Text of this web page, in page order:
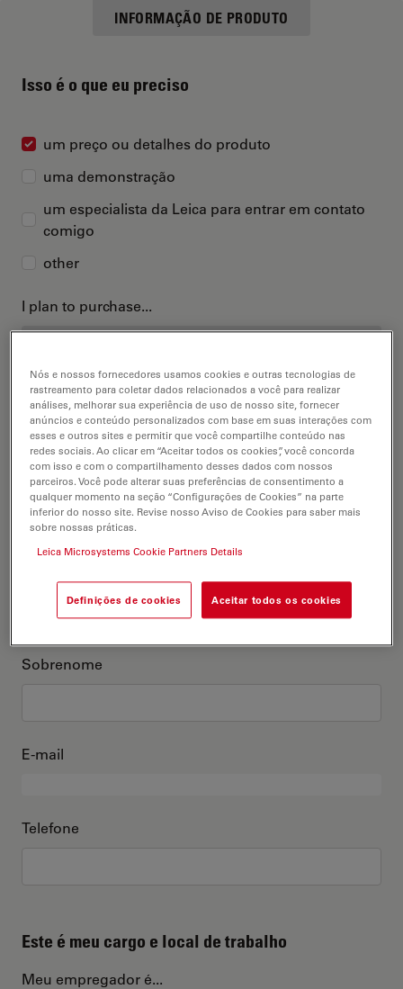
INFORMAÇÃO DE PRODUTO
Isso é o que eu preciso
um preço ou detalhes do produto
uma demonstração
um especialista da Leica para entrar em contato
comigo
other
I plan to purchase...
Este sou eu
Título acadêmico opcional
Sobrenome
E-mail
Telefone
Este é meu cargo e local de trabalho
Meu empregador é...
Nós e nossos fornecedores usamos cookies e outras tecnologias de
rastreamento para coletar dados relacionados a você para realizar
análises, melhorar sua experiência de uso de nosso site, fornecer
anúncios e conteúdo personalizados com base em suas interações com
esses e outros sites e permitir que você compartilhe conteúdo nas
redes sociais. Ao clicar em “Aceitar todos os cookies”, você concorda
com isso e com o compartilhamento desses dados com nossos
parceiros. Você pode alterar suas preferências de consentimento a
qualquer momento na seção “Configurações de Cookies” na parte
inferior do nosso site. Revise nosso Aviso de Cookies para saber mais
sobre nossas práticas.
Leica Microsystems Cookie Partners Details
Definições de cookies Aceitar todos os cookies